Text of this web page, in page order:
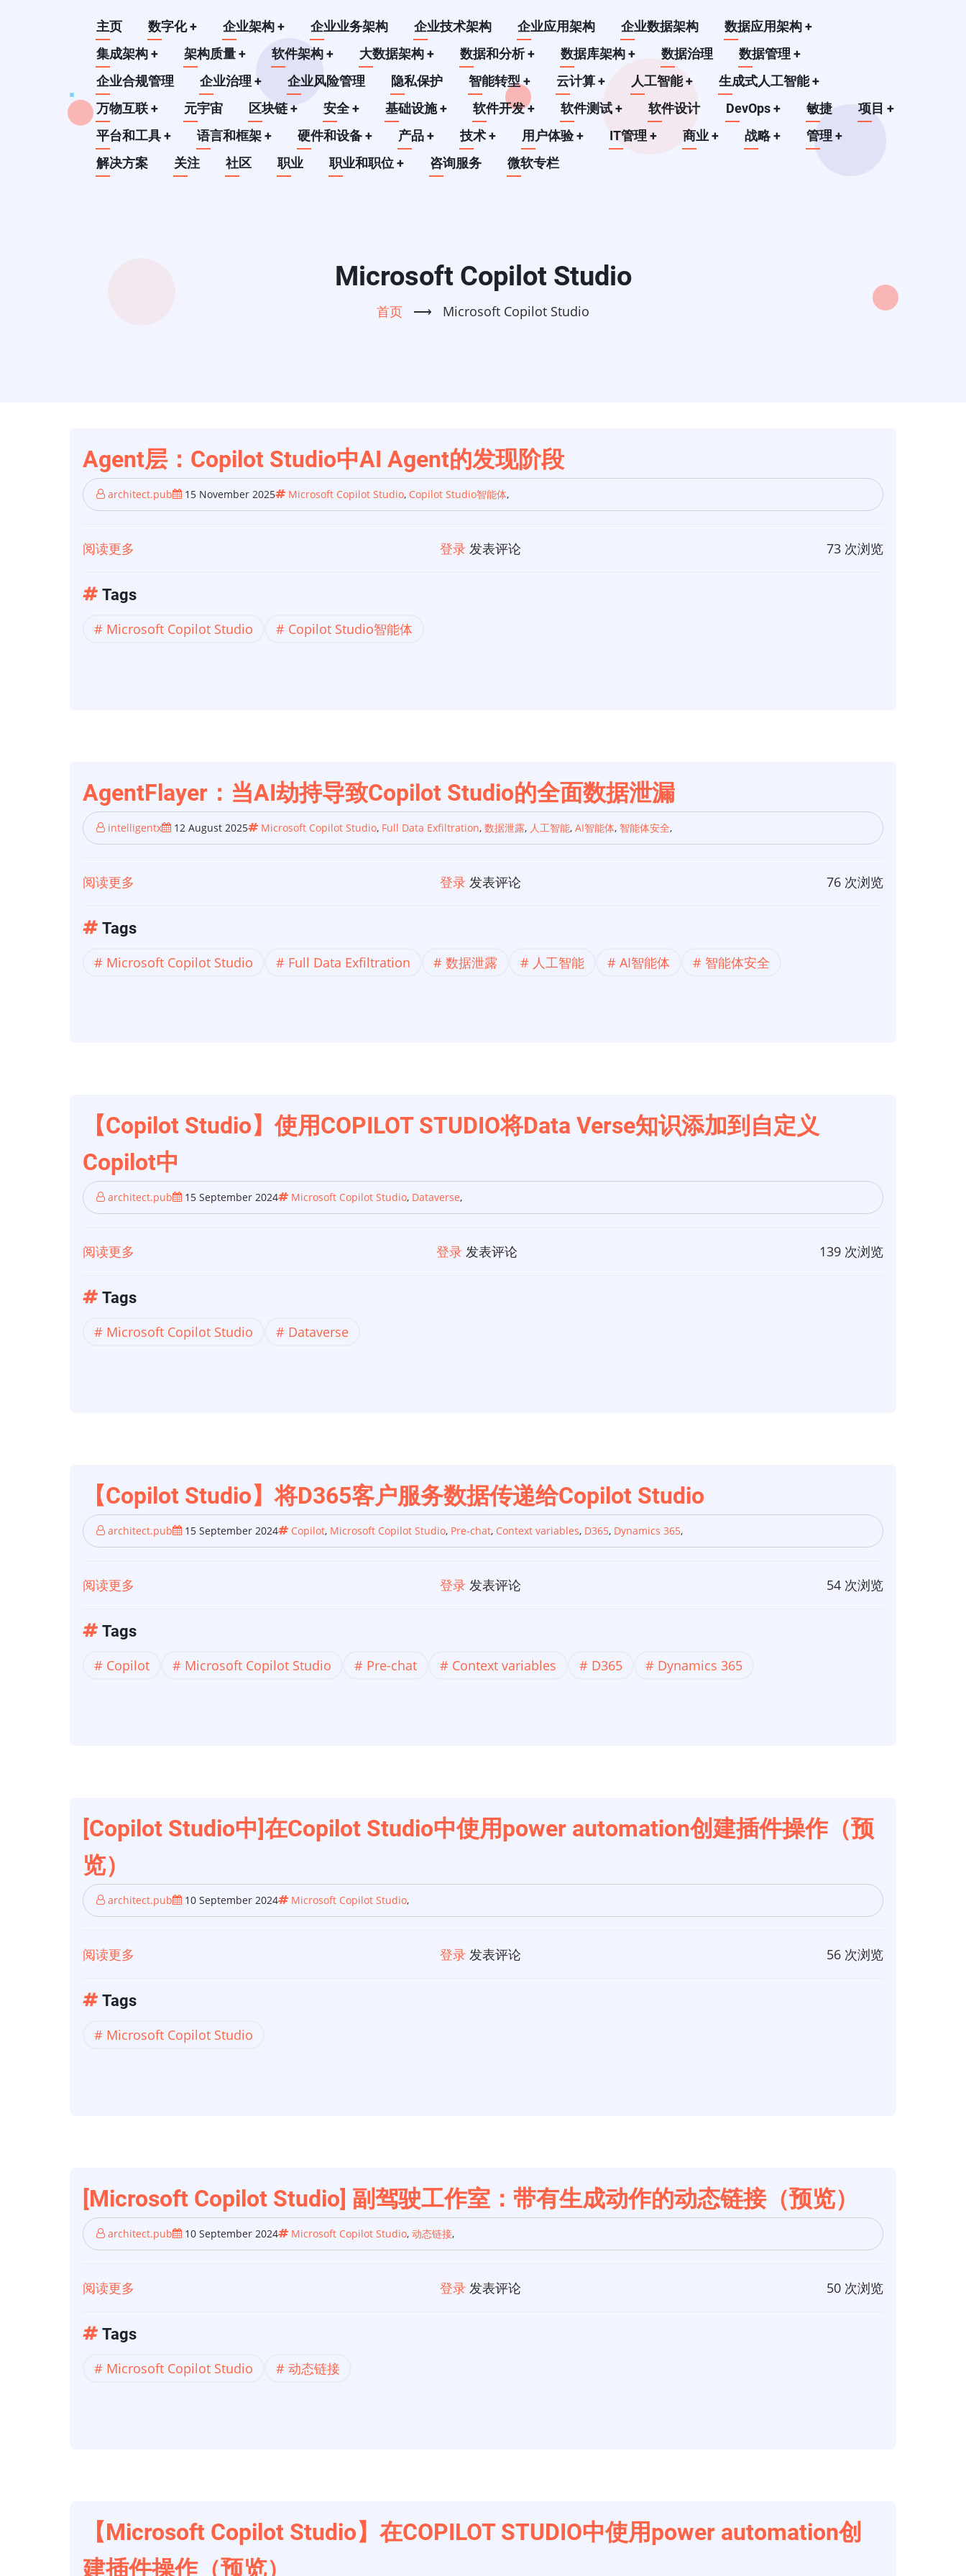
Main
navigation
主页 数字化+ 企业架构+ 企业业务架构 企业技术架构 企业应用架构 企业数据架构 数据应用架构+
集成架构+ 架构质量+ 软件架构+ 大数据架构+ 数据和分析+ 数据库架构+ 数据治理 数据管理+
企业合规管理
企业治理+ 企业风险管理 隐私保护 智能转型+ 云计算+ 人工智能+ 生成式人工智能+
万物互联+ 元宇宙 区块链+ 安全+ 基础设施+ 软件开发+ 软件测试+ 软件设计 DevOps+ 敏捷 项目+
平台和工具+ 语言和框架+ 硬件和设备+ 产品+ 技术+ 用户体验+ IT管理+ 商业+ 战略+ 管理+
解决方案
关注 社区 职业 职业和职位+ 咨询服务 微软专栏
Microsoft Copilot Studio
首页 ⟶ Microsoft Copilot Studio
Agent层：Copilot Studio中AI Agent的发现阶段
architect.pub 15 November 2025 Microsoft Copilot Studio, Copilot Studio智能体,
阅读更多
Agent
Copilot
现
阶
段
登录 发表评论 73 次浏览
Tags
Microsoft Copilot Studio Copilot Studio智能体
AgentFlayer：当AI劫持导致Copilot Studio的全面数据泄漏
intelligentx 12 August 2025 Microsoft Copilot Studio, Full Data Exfiltration, 数据泄露, 人工智能, AI智能体, 智能体安全,
阅读更多
AgentFlayer：
AI
的
全
面
数
据
登录 发表评论 76 次浏览
Tags
Microsoft Copilot Studio Full Data Exfiltration 数据泄露 人工智能 AI智能体 智能体安全
【Copilot Studio】使用COPILOT STUDIO将Data Verse知识添加到自定义
Copilot中
architect.pub 15 September 2024 Microsoft Copilot Studio, Dataverse,
阅读更多
【Copilot
使
知
识
添
加
义
Copilot
登录 发表评论 139 次浏览
Tags
Microsoft Copilot Studio Dataverse
【Copilot Studio】将D365客户服务数据传递给Copilot Studio
architect.pub 15 September 2024 Copilot, Microsoft Copilot Studio, Pre-chat, Context variables, D365, Dynamics 365,
阅读更多
【Copilot
将
据
给
Copilot
登录 发表评论 54 次浏览
Tags
Copilot Microsoft Copilot Studio Pre-chat Context variables D365 Dynamics 365
[Copilot Studio中]在Copilot Studio中使用power automation创建插件操作（预
览）
architect.pub 10 September 2024 Microsoft Copilot Studio,
阅读更多
[Copilot
中]
power
automation
创
建
作
（预
登录 发表评论 56 次浏览
Tags
Microsoft Copilot Studio
[Microsoft Copilot Studio] 副驾驶工作室：带有生成动作的动态链接（预览）
architect.pub 10 September 2024 Microsoft Copilot Studio, 动态链接,
阅读更多
[Microsoft
Studio]
带
生
登录 发表评论 50 次浏览
Tags
Microsoft Copilot Studio 动态链接
【Microsoft Copilot Studio】在COPILOT STUDIO中使用power automation创
建插件操作（预览）